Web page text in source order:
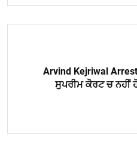
Arvind Kejriwal
ਸੁਪਰੀਮ ਕੋਰਟ ਚ ਨਹੀਂ